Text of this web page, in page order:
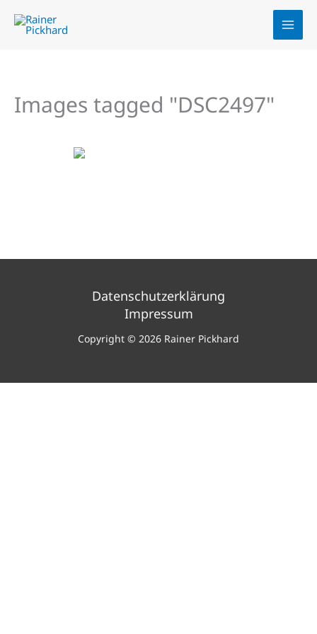
Inhalt
Images tagged "DSC2497"
Datenschutzerklärung
Impressum
Copyright © 2026 Rainer Pickhard